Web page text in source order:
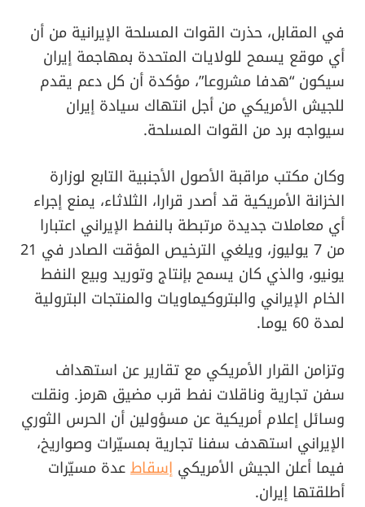
في المقابل، حذرت القوات المسلحة الإيرانية من أن
أي موقع يسمح للولايات المتحدة بمهاجمة إيران
سيكون “هدفا مشروعا”، مؤكدة أن كل دعم يقدم
للجيش الأمريكي من أجل انتهاك سيادة إيران
سيواجه برد من القوات المسلحة.
وكان مكتب مراقبة الأصول الأجنبية التابع لوزارة
الخزانة الأمريكية قد أصدر قرارا، الثلاثاء، يمنع إجراء
أي معاملات جديدة مرتبطة بالنفط الإيراني اعتبارا
من 7 يوليوز، ويلغي الترخيص المؤقت الصادر في 21
يونيو، والذي كان يسمح بإنتاج وتوريد وبيع النفط
الخام الإيراني والبتروكيماويات والمنتجات البترولية
لمدة 60 يوما.
وتزامن القرار الأمريكي مع تقارير عن استهداف
سفن تجارية وناقلات نفط قرب مضيق هرمز. ونقلت
وسائل إعلام أمريكية عن مسؤولين أن الحرس الثوري
الإيراني استهدف سفنا تجارية بمسيّرات وصواريخ،
فيما أعلن الجيش الأمريكي إسقاطعدة مسيّرات
أطلقتها إيران.